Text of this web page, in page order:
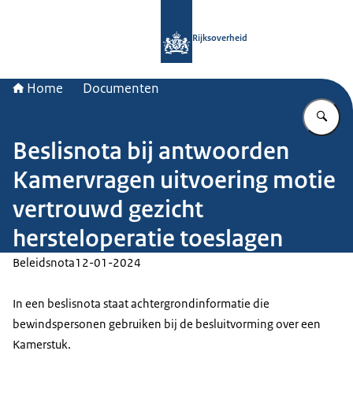
Rijksoverheid
Home Documenten
Beslisnota bij antwoorden
Kamervragen uitvoering motie
vertrouwd gezicht
hersteloperatie toeslagen
Beleidsnota12-01-2024
In een beslisnota staat achtergrondinformatie die
bewindspersonen gebruiken bij de besluitvorming over een
Kamerstuk.